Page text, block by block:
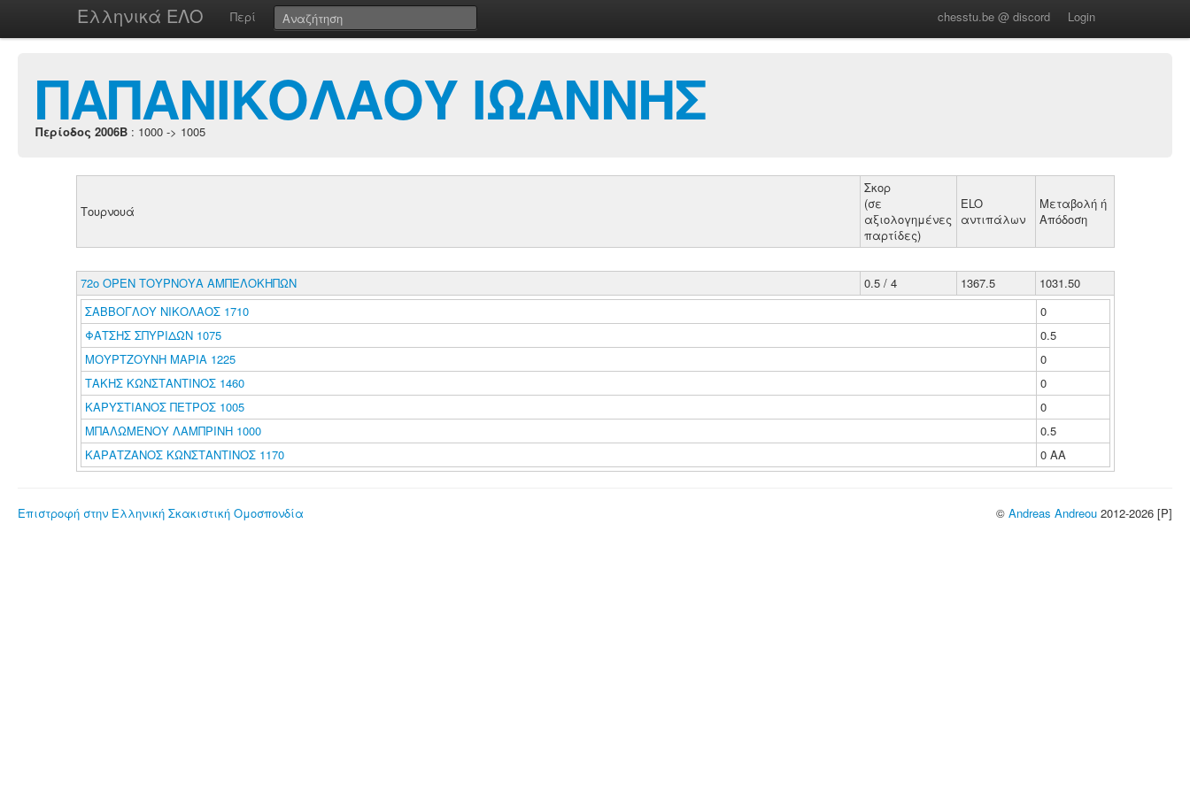
Ελληνικά ΕΛΟ Περί chesstu.be @ discord Login
ΠΑΠΑΝΙΚΟΛΑΟΥ ΙΩΑΝΝΗΣ
Περίοδος 2006B : 1000 -> 1005
Τουρνουά
Σκορ
(σε
αξιολογημένες
παρτίδες)
ELO
αντιπάλων
Μεταβολή ή
Απόδοση
72ο ΟΡΕΝ ΤΟΥΡΝΟΥΑ ΑΜΠΕΛΟΚΗΠΩΝ 0.5 / 4 1367.5
1031.50
ΣΑΒΒΟΓΛΟΥ ΝΙΚΟΛΑΟΣ 1710
0
ΦΑΤΣΗΣ ΣΠΥΡΙΔΩΝ 1075
0.5
ΜΟΥΡΤΖΟΥΝΗ ΜΑΡΙΑ 1225
0
ΤΑΚΗΣ ΚΩΝΣΤΑΝΤΙΝΟΣ 1460
0
ΚΑΡΥΣΤΙΑΝΟΣ ΠΕΤΡΟΣ 1005
0
ΜΠΑΛΩΜΕΝΟΥ ΛΑΜΠΡΙΝΗ 1000
0.5
ΚΑΡΑΤΖΑΝΟΣ ΚΩΝΣΤΑΝΤΙΝΟΣ 1170
0 ΑΑ
Επιστροφή στην Ελληνική Σκακιστική Ομοσπονδία © Andreas Andreou 2012-2026 [P]